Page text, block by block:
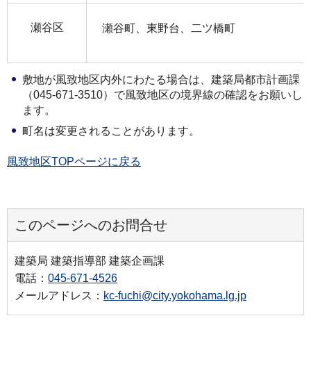
瀬谷区 瀬谷町、東野台、二ツ橋町
敷地が風致地区内外にわたる場合は、建築局都市計画課
（045-671-3510）で風致地区の境界線の確認をお願いし
ます。
町名は変更されることがあります。
風致地区TOPページに戻る
このページへのお問合せ
建築局 建築指導部 建築企画課
電話： 045-671-4526
メールアドレス： kc-fuchi@city.yokohama.lg.jp